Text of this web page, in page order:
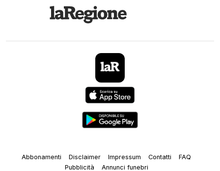
Abbonamenti Disclaimer Impressum Contatti
FAQ
Pubblicità
Annunci funebri